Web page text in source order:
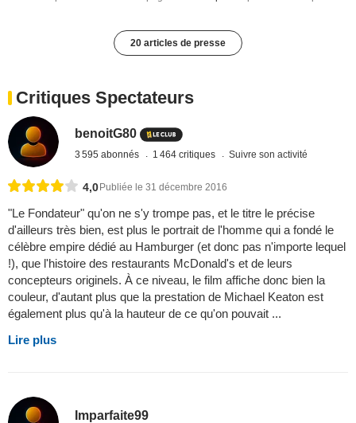
20 articles de presse
Critiques Spectateurs
benoitG80
3 595 abonnés 1 464 critiques Suivre son activité
4,0 Publiée le 31 décembre 2016
"Le Fondateur" qu'on ne s'y trompe pas, et le titre le précise
d'ailleurs très bien, est plus le portrait de l'homme qui a fondé le
célèbre empire dédié au Hamburger (et donc pas n'importe lequel
!), que l'histoire des restaurants McDonald's et de leurs
concepteurs originels. À ce niveau, le film affiche donc bien la
couleur, d'autant plus que la prestation de Michael Keaton est
également plus qu'à la hauteur de ce qu'on pouvait ...
Lire plus
Imparfaite99